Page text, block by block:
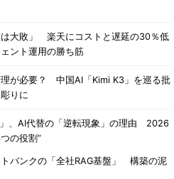
は大敗」 楽天にコストと遅延の30％低
ント運用の勝ち筋
が必要？ 中国AI「Kimi K3」を巡る批
りに
、AI代替の「逆転現象」の理由 2026
の役割”
バンクの「全社RAG基盤」 構築の泥